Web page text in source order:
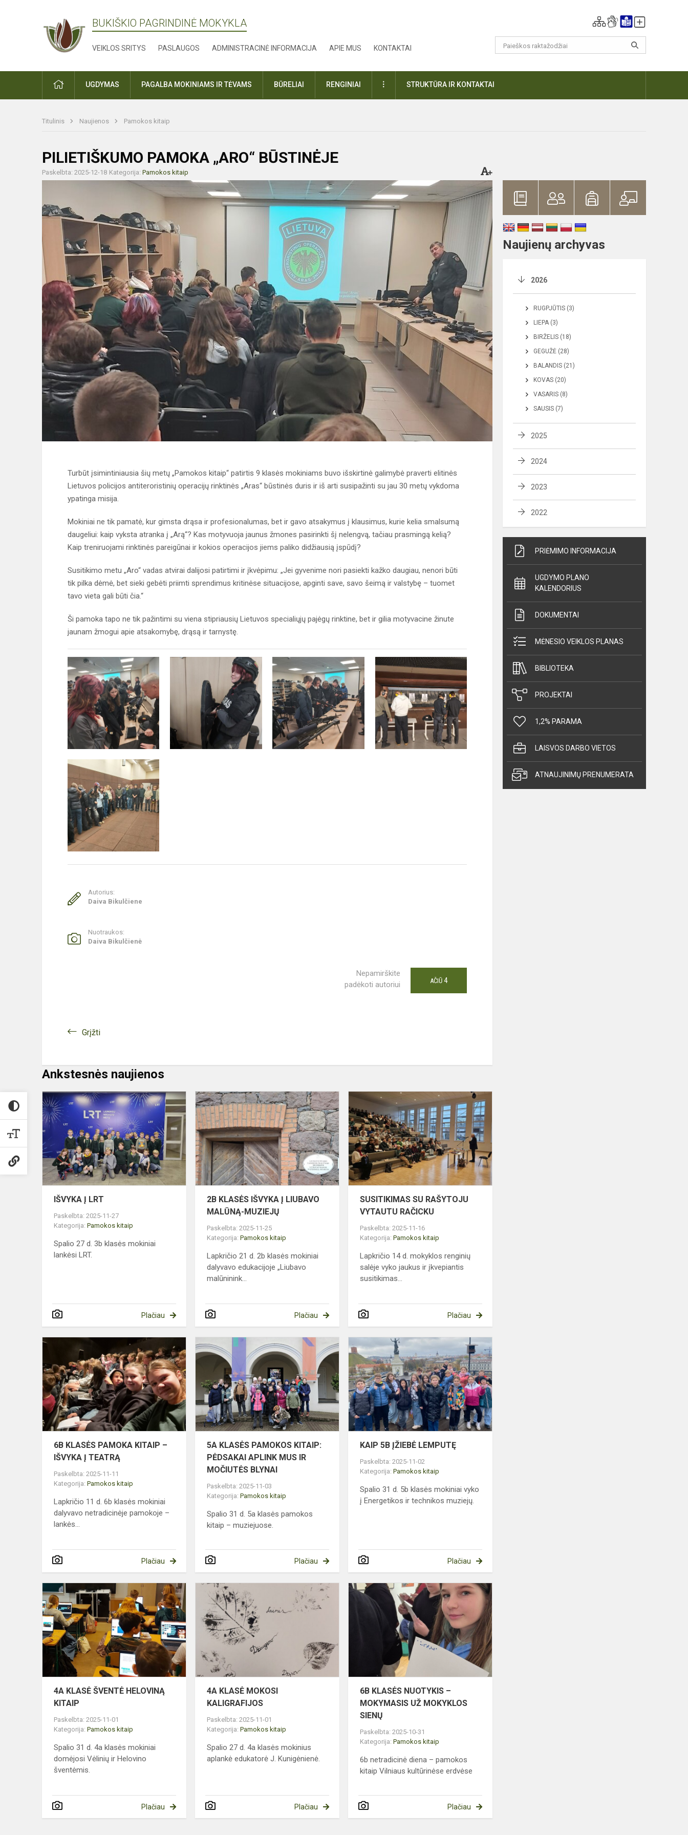
BUKIŠKIO PAGRINDINĖ MOKYKLA
VEIKLOS SRITYS PASLAUGOS ADMINISTRACINĖ INFORMACIJA APIE MUS KONTAKTAI
PRADŽIAUGDYMAS PAGALBA MOKINIAMS IR TĖVAMS BŪRELIAI RENGINIAI DAUGIAUSTRUKTŪRA IR KONTAKTAI
Titulinis Naujienos Pamokos kitaip
PILIETIŠKUMO PAMOKA „ARO“ BŪSTINĖJE
Paskelbta: 2025-12-18 Kategorija: Pamokos kitaip
Turbūt įsimintiniausia šių metų „Pamokos kitaip“ patirtis 9 klasės mokiniams buvo išskirtinė galimybė praverti elitinės
Lietuvos policijos antiteroristinių operacijų rinktinės „Aras“ būstinės duris ir iš arti susipažinti su jau 30 metų vykdoma
ypatinga misija.
Mokiniai ne tik pamatė, kur gimsta drąsa ir profesionalumas, bet ir gavo atsakymus į klausimus, kurie kelia smalsumą
daugeliui: kaip vyksta atranka į „Arą“? Kas motyvuoja jaunus žmones pasirinkti šį nelengvą, tačiau prasmingą kelią?
Kaip treniruojami rinktinės pareigūnai ir kokios operacijos jiems paliko didžiausią įspūdį?
Susitikimo metu „Aro“ vadas atvirai dalijosi patirtimi ir įkvėpimu: „Jei gyvenime nori pasiekti kažko daugiau, nenori būti
tik pilka dėmė, bet sieki gebėti priimti sprendimus kritinėse situacijose, apginti save, savo šeimą ir valstybę – tuomet
tavo vieta gali būti čia.“
Ši pamoka tapo ne tik pažintimi su viena stipriausių Lietuvos specialiųjų pajėgų rinktine, bet ir gilia motyvacine žinute
jaunam žmogui apie atsakomybę, drąsą ir tarnystę.
Autorius:
Daiva Bikulčiene
Nuotraukos:
Daiva Bikulčienė
Nepamirškite
padėkoti autoriui
AČIŪ 4
Grįžti
Ankstesnės naujienos
IŠVYKA
Į
LRT
IŠVYKA Į LRT
Paskelbta: 2025-11-27
Kategorija: Pamokos kitaip
Spalio 27 d. 3b klasės mokiniai
lankėsi LRT.
Plačiau
2B
KLASĖS
IŠVYKA
Į
LIUBAVO
MALŪNĄ-
MUZIEJŲ
2B KLASĖS IŠVYKA Į LIUBAVO
MALŪNĄ-MUZIEJŲ
Paskelbta: 2025-11-25
Kategorija:Pamokos kitaip
Lapkričio 21 d. 2b klasės mokiniai
dalyvavo edukacijoje „Liubavo
malūninink...
Plačiau
RAŠYTOJU
RAČICKU
SUSITIKIMAS SU RAŠYTOJU
VYTAUTU RAČICKU
Paskelbta: 2025-11-16
Kategorija:Pamokos kitaip
Lapkričio 14 d. mokyklos renginių
salėje vyko jaukus ir įkvepiantis
susitikimas...
Plačiau
KLASĖS
PAMOKA
KITAIP
–
IŠVYKA
Į
TEATRĄ
6B KLASĖS PAMOKA KITAIP –
IŠVYKA Į TEATRĄ
Paskelbta: 2025-11-11
Kategorija: Pamokos kitaip
Lapkričio 11 d. 6b klasės mokiniai
dalyvavo netradicinėje pamokoje –
lankės...
Plačiau
5A
KLASĖS
PAMOKOS
KITAIP:
PĖDSAKAI
APLINK
MUS
IR
MOČIUTĖS
5A KLASĖS PAMOKOS KITAIP:
PĖDSAKAI APLINK MUS IR
MOČIUTĖS BLYNAI
Paskelbta: 2025-11-03
Kategorija:Pamokos kitaip
Spalio 31 d. 5a klasės pamokos
kitaip – muziejuose.
Plačiau
5B
LEMPUTĘ
KAIP 5B ĮŽIEBĖ LEMPUTĘ
Paskelbta: 2025-11-02
Kategorija:Pamokos kitaip
Spalio 31 d. 5b klasės mokiniai vyko
į Energetikos ir technikos muziejų.
Plačiau
KLASĖ
ŠVENTĖ
HELOVINĄ
KITAIP
4A KLASĖ ŠVENTĖ HELOVINĄ
KITAIP
Paskelbta: 2025-11-01
Kategorija: Pamokos kitaip
Spalio 31 d. 4a klasės mokiniai
domėjosi Vėlinių ir Helovino
šventėmis.
Plačiau
KLASĖ
4A KLASĖ MOKOSI
KALIGRAFIJOS
Paskelbta: 2025-11-01
Kategorija:Pamokos kitaip
Spalio 27 d. 4a klasės mokinius
aplankė edukatorė J. Kunigėnienė.
Plačiau
6B
NUOTYKIS
–
MOKYMASIS
UŽ
6B KLASĖS NUOTYKIS –
MOKYMASIS UŽ MOKYKLOS
SIENŲ
Paskelbta: 2025-10-31
Kategorija:Pamokos kitaip
6b netradicinė diena – pamokos
kitaip Vilniaus kultūrinėse erdvėse
Plačiau
Naujienų archyvas
2026
RUGPJŪTIS (3)
LIEPA (3)
BIRŽELIS (18)
GEGUŽĖ (28)
BALANDIS (21)
KOVAS (20)
VASARIS (8)
SAUSIS (7)
2025
2024
2023
2022
PRIĖMIMO INFORMACIJA
UGDYMO PLANO
KALENDORIUS
DOKUMENTAI
MĖNESIO VEIKLOS PLANAS
BIBLIOTEKA
PROJEKTAI
1,2% PARAMA
LAISVOS DARBO VIETOS
ATNAUJINIMŲ PRENUMERATA